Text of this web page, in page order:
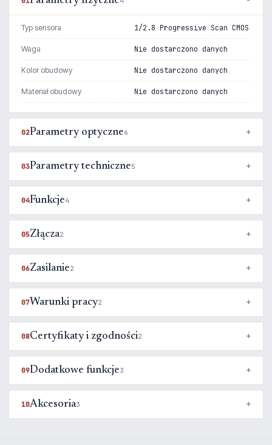
Typ sensora 1/2.8 Progressive Scan CMOS
Waga Nie dostarczono danych
Kolor obudowy Nie dostarczono danych
Materiał obudowy Nie dostarczono danych
02Parametry optyczne6
03Parametry techniczne5
04Funkcje4
05Złącza2
06Zasilanie2
07Warunki pracy2
08Certyfikaty i zgodności2
09Dodatkowe funkcje3
10Akcesoria3